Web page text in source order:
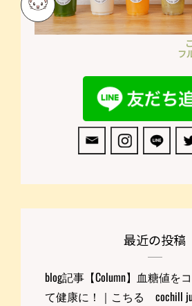
フ
最近の投稿
blog記事【Column】血糖値を
て健康に！｜こちる cochill